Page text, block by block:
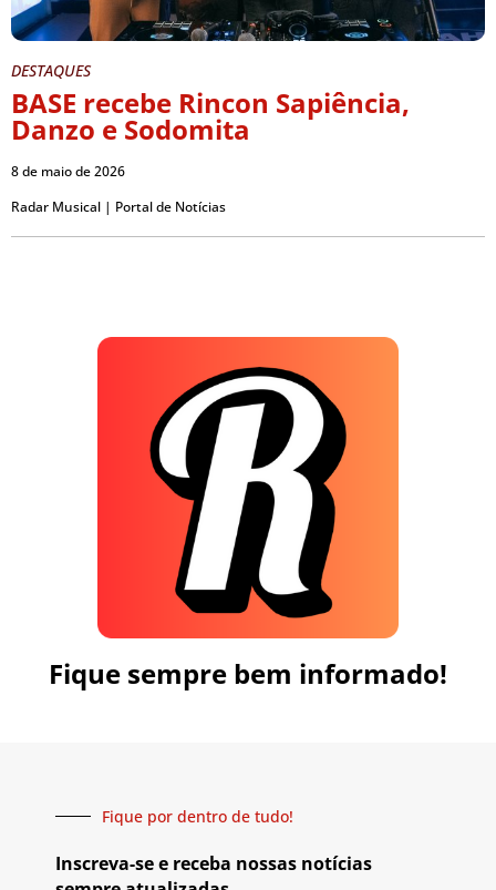
DESTAQUES
BASE recebe Rincon Sapiência,
Danzo e Sodomita
8 de maio de 2026
Radar Musical | Portal de Notícias
Fique sempre bem informado!
Fique por dentro de tudo!
Inscreva-se e receba nossas notícias